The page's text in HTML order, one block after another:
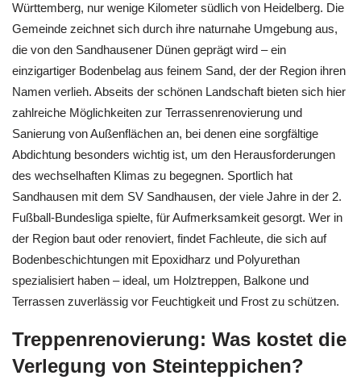
Württemberg, nur wenige Kilometer südlich von Heidelberg. Die
Gemeinde zeichnet sich durch ihre naturnahe Umgebung aus,
die von den Sandhausener Dünen geprägt wird – ein
einzigartiger Bodenbelag aus feinem Sand, der der Region ihren
Namen verlieh. Abseits der schönen Landschaft bieten sich hier
zahlreiche Möglichkeiten zur Terrassenrenovierung und
Sanierung von Außenflächen an, bei denen eine sorgfältige
Abdichtung besonders wichtig ist, um den Herausforderungen
des wechselhaften Klimas zu begegnen. Sportlich hat
Sandhausen mit dem SV Sandhausen, der viele Jahre in der 2.
Fußball-Bundesliga spielte, für Aufmerksamkeit gesorgt. Wer in
der Region baut oder renoviert, findet Fachleute, die sich auf
Bodenbeschichtungen mit Epoxidharz und Polyurethan
spezialisiert haben – ideal, um Holztreppen, Balkone und
Terrassen zuverlässig vor Feuchtigkeit und Frost zu schützen.
Treppenrenovierung: Was kostet die
Verlegung von Steinteppichen?